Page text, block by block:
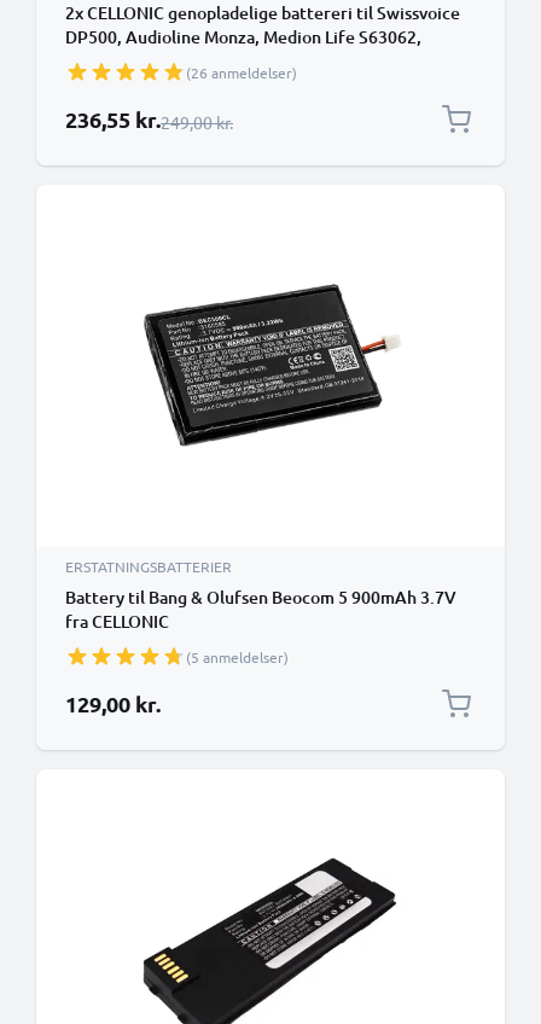
2x CELLONIC genopladelige battereri til Swissvoice
DP500, Audioline Monza, Medion Life S63062,
S63065, MD82973 - GPHC05RN01 400mAh - udskift
dit mobilbatteri
(26 anmeldelser)
Særlig pris
236,55 kr.Almindelig pris
249,00 kr.
ERSTATNINGSBATTERIER
Battery til Bang & Olufsen Beocom 5 900mAh 3.7V
fra CELLONIC
(5 anmeldelser)
129,00 kr.